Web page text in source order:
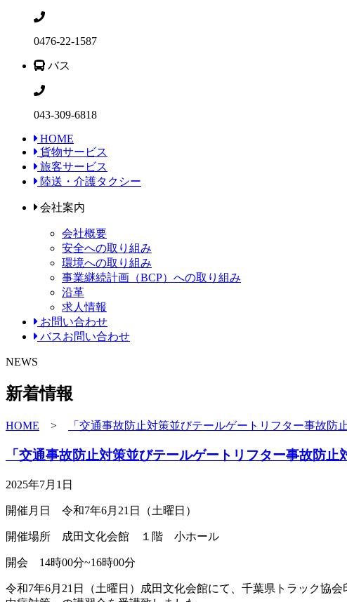
0476-22-1587
バス
043-309-6818
HOME
貨物サービス
旅客サービス
陸送・介護タクシー
会社案内
会社概要
安全への取り組み
環境への取り組み
事業継続計画（BCP）への取り組み
沿革
求人情報
お問い合わせ
バスお問い合わせ
NEWS
新着情報
HOME > 「交通事故防止対策並びテールゲートリフター事故防
「交通事故防止対策並びテールゲートリフター事故防止
2025年7月1日
開催月日 令和7年6月21日（土曜日）
開催場所 成田文化会館 １階 小ホール
開会 14時00分~16時00分
令和7年6月21日（土曜日）成田文化会館にて、千葉県トラック協